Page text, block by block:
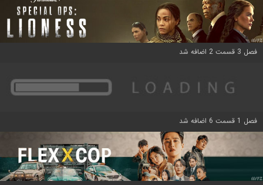
فصل 3 قسمت 2 اضافه شد
فصل 1 قسمت 6 اضافه شد